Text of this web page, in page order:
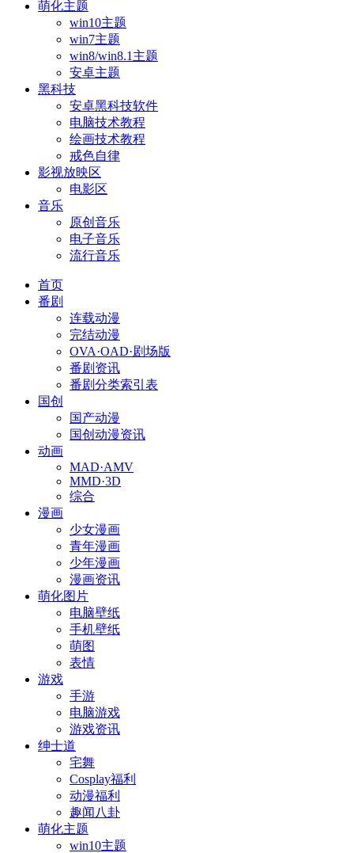
萌化主题
win10主题
win7主题
win8/win8.1主题
安卓主题
黑科技
安卓黑科技软件
电脑技术教程
绘画技术教程
戒色自律
影视放映区
电影区
音乐
原创音乐
电子音乐
流行音乐
首页
番剧
连载动漫
完结动漫
OVA·OAD·剧场版
番剧资讯
番剧分类索引表
国创
国产动漫
国创动漫资讯
动画
MAD·AMV
MMD·3D
综合
漫画
少女漫画
青年漫画
少年漫画
漫画资讯
萌化图片
电脑壁纸
手机壁纸
萌图
表情
游戏
手游
电脑游戏
游戏资讯
绅士道
宅舞
Cosplay福利
动漫福利
趣闻八卦
萌化主题
win10主题